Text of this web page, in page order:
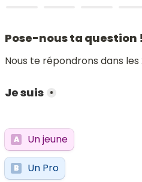
Pose-nous ta question !
Nous te répondrons dans
Je suis *
A Un jeune
B Un Pro